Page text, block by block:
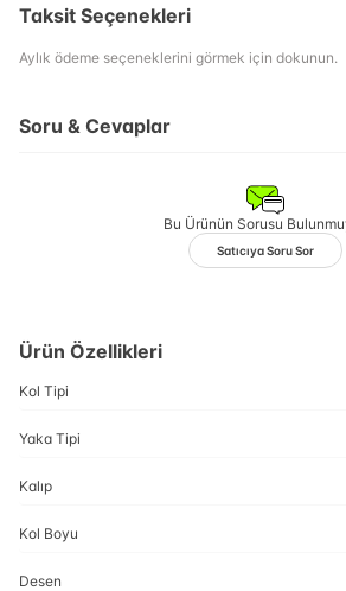
Taksit Seçenekleri
Aylık ödeme seçeneklerini görmek için dokunun.
Soru & Cevaplar
Bu Ürünün Sorusu
Satıcıya Soru Sor
Ürün Özellikleri
Kol Tipi
Yaka Tipi
Kalıp
Kol Boyu
Desen